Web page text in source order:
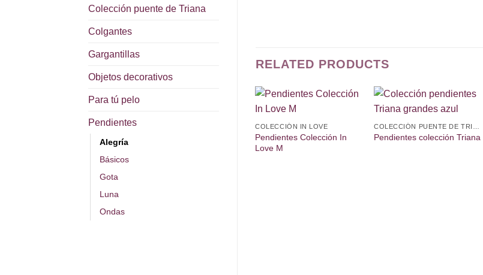
Colección puente de Triana
Colgantes
Gargantillas
Objetos decorativos
Para tú pelo
Pendientes
Alegría
Básicos
Gota
Luna
Ondas
RELATED PRODUCTS
lista de
COLECCIÓN IN LOVE
Pendientes Colección In
Love M
a la
lista de
Pendientes colección Triana